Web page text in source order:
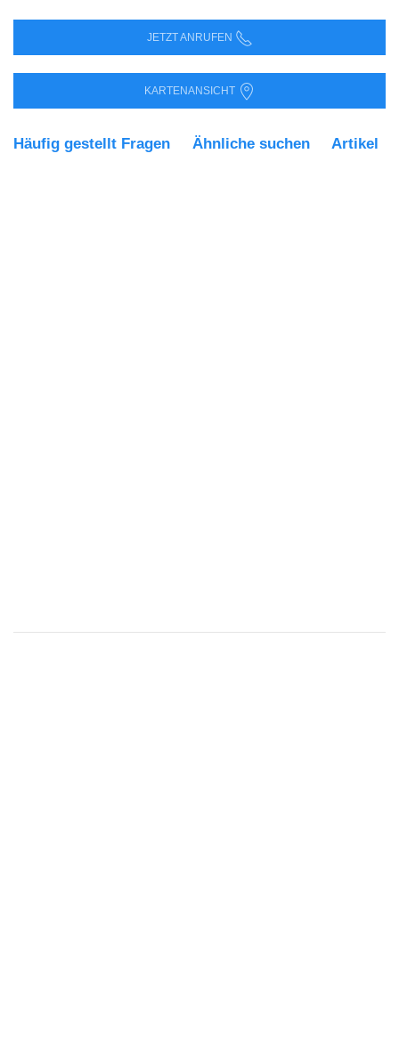
JETZT ANRUFEN
KARTENANSICHT
Häufig gestellt Fragen Ähnliche suchen Artikel